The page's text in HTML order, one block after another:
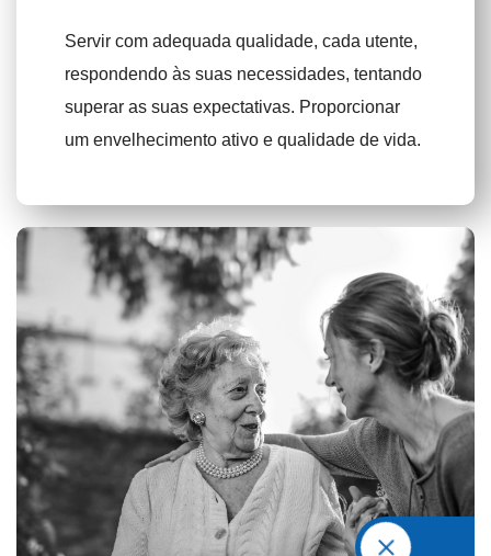
Servir com adequada qualidade, cada utente,
respondendo às suas necessidades, tentando
superar as suas expectativas. Proporcionar
um envelhecimento ativo e qualidade de vida.